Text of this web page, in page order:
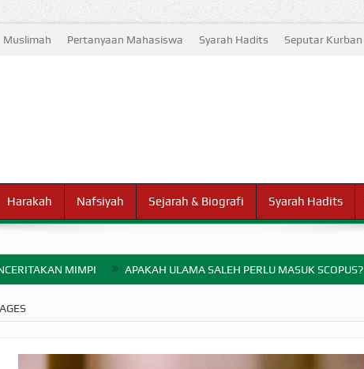
Muslimah Pertanyaan Mahasiswa Syarah Hadits Seputar Kurban
Harakah Nafsiyah Sejarah & Biografi Syarah Hadits
MIMPI APAKAH ULAMA SALEH PERLU MASUK SCOPUS?